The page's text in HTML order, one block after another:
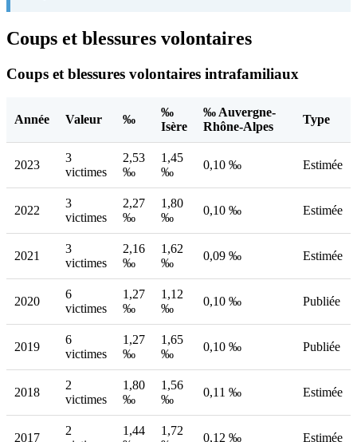
Coups et blessures volontaires
Coups et blessures volontaires intrafamiliaux
Année Valeur ‰
‰
Isère
‰ Auvergne-
Rhône-Alpes
Type
2023
3
victimes
2,53
‰
1,45
‰
0,10 ‰ Estimée
2022
3
victimes
2,27
‰
1,80
‰
0,10 ‰ Estimée
2021
3
victimes
2,16
‰
1,62
‰
0,09 ‰ Estimée
2020
6
victimes
1,27
‰
1,12
‰
0,10 ‰ Publiée
2019
6
victimes
1,27
‰
1,65
‰
0,10 ‰ Publiée
2018
2
victimes
1,80
‰
1,56
‰
0,11 ‰ Estimée
2017
2
1,44
1,72
0,12 ‰ Estimée